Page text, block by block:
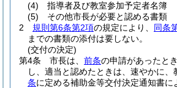
(4)
指導者及び教室参加予定者名簿
(5)
その他市長が必要と認める書類
2
規則第6条第2項の規定により、 同条
までの書類の添付は要しない。
(交付の決定)
第4条
市長は、 前条の申請があったと
し、適当と認めたときは、速やかに、
条に定める補助金等交付決定通知書に